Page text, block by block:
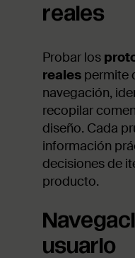
reales
Probar los
reales permite
navegación,
recopilar
diseño. Cada
información
decisiones de
producto.
usuario